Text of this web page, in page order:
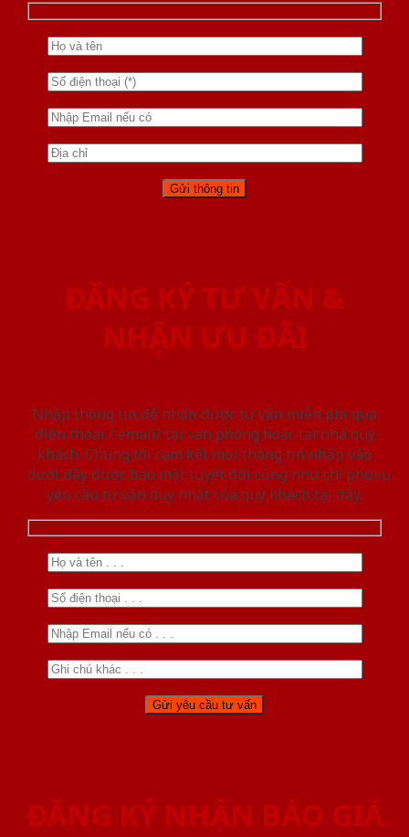
ĐĂNG KÝ TƯ VẤN &
NHẬN ƯU ĐÃI
Nhập thông tin để nhận được tư vấn miễn phí qua
điện thoại / email/ tại văn phòng hoặc tại nhà quý
khách. Chúng tôi cam kết mọi thông tin nhập vào
dưới đây được bảo mật tuyệt đối cũng như chỉ phục vụ
yêu cầu tư vấn duy nhất của quý khách tại đây.
ĐĂNG KÝ NHẬN BÁO GIÁ